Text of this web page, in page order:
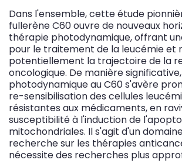
Dans l'ensemble, cette étude
fullerène C60 ouvre de nouveaux
thérapie photodynamique, offrant
pour le traitement de la leucémie et
potentiellement la trajectoire de la
oncologique. De manière
photodynamique au C60 s'avère
re-sensibilisation des cellules
résistantes aux médicaments, en
susceptibilité à l'induction de
mitochondriales. Il s'agit d'un
recherche sur les thérapies
nécessite des recherches plus